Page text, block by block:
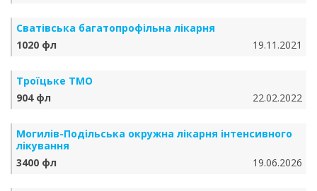
Сватівська багатопрофільна лікарня
1020 фл
19.11.2021
Троїцьке ТМО
904 фл
22.02.2022
Могилів-Подільська окружна лікарня інтенсивного
лікування
3400 фл
19.06.2026